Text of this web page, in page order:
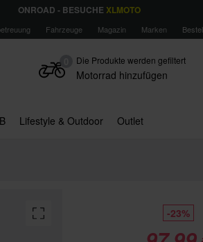
ONROAD - BESUCHE XLMOTO
Fahrzeuge Magazin Marken
Die Produkte werden gefiltert
Motorrad hinzufügen
Lifestyle & Outdoor Outlet
-23%